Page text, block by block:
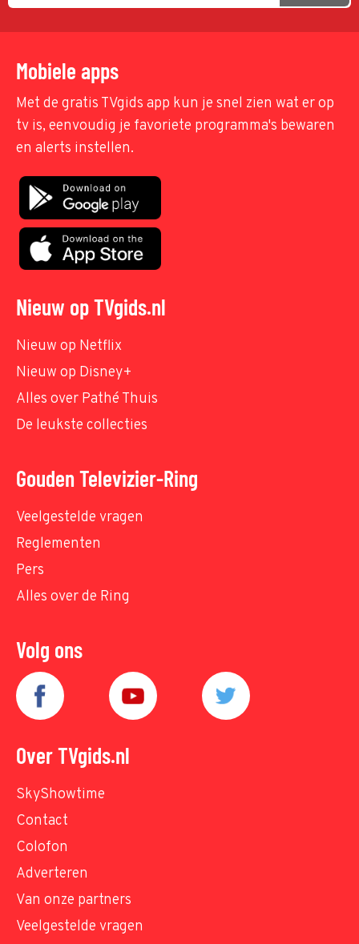
Mobiele apps
Met de gratis TVgids app kun je snel zien wat er op
tv is, eenvoudig je favoriete programma's bewaren
en alerts instellen.
Nieuw op TVgids.nl
Nieuw op Netflix
Nieuw op Disney+
Alles over Pathé Thuis
De leukste collecties
Gouden Televizier-Ring
Veelgestelde vragen
Reglementen
Pers
Alles over de Ring
Volg ons
Over TVgids.nl
SkyShowtime
Contact
Colofon
Adverteren
Van onze partners
Veelgestelde vragen